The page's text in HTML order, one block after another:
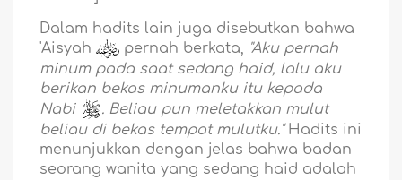
Dalam hadits lain juga disebutkan bahwa
'Aisyah
pernah berkata, "Aku pernah
minum pada saat sedang haid, lalu aku
berikan bekas minumanku itu kepada
Nabi
. Beliau pun meletakkan mulut
beliau di bekas tempat mulutku."Hadits ini
menunjukkan dengan jelas bahwa badan
seorang wanita yang sedang haid adalah